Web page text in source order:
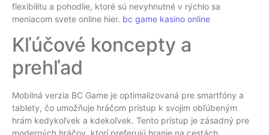
flexibilitu a pohodlie, ktoré sú nevyhnutné v rýchlo sa
meniacom svete online hier. bc game kasino online
Kľúčové koncepty a
prehľad
Mobilná verzia BC Game je optimalizovaná pre smartfóny a
tablety, čo umožňuje hráčom prístup k svojim obľúbeným
hrám kedykoľvek a kdekoľvek. Tento prístup je zásadný pre